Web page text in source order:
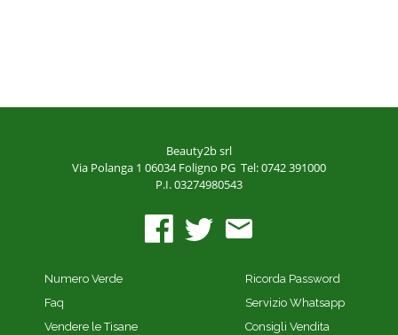
Beauty2b srl
Via Polanga 1 06034 Foligno PG Tel: 0742 391000
P.I. 03274980543
Numero Verde
Faq
Vendere le Tisane
Ricorda Password
Servizio Whatsapp
Consigli Vendita